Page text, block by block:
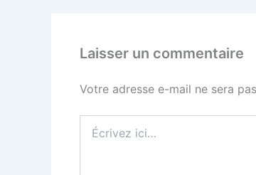
Laisser un commentaire
Votre adresse e-mail ne sera
ici…